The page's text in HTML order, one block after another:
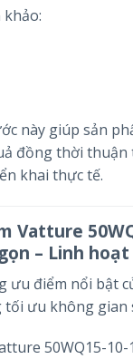
này giúp sản
đồng thời
khai thực tế.
Vatture
– Linh
điểm nổi bật
tối ưu không gian
50WQ15-